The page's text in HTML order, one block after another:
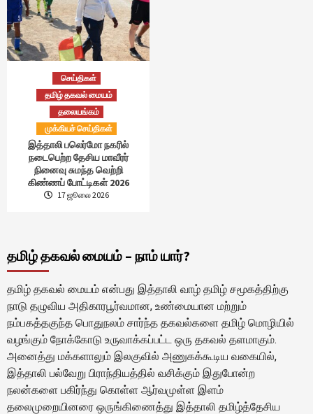
செய்திகள்
தமிழ் தகவல் மையம்
தலையங்கம்
முக்கியச் செய்திகள்
இத்தாலி பலெர்மோ நகரில்
நடைபெற்ற தேசிய மாவீரர்
நினைவு சுமந்த வெற்றி
கிண்ணப் போட்டிகள் 2026
17 ஜூலை 2026
தமிழ் தகவல் மையம் – நாம் யார்?
தமிழ் தகவல் மையம் என்பது இத்தாலி வாழ் தமிழ் சமூகத்திற்கு
நாடு தழுவிய அதிகாரபூர்வமான, உண்மையான மற்றும்
நம்பகத்தகுந்த பொதுநலம் சார்ந்த தகவல்களை தமிழ் மொழியில்
வழங்கும் நோக்கோடு உருவாக்கப்பட்ட ஒரு தகவல் தளமாகும்.
அனைத்து மக்களாலும் இலகுவில் அணுகக்கூடிய வகையில்,
இத்தாலி பல்வேறு பிராந்தியத்தில் வசிக்கும் இதுபோன்ற
நலன்களை பகிர்ந்து கொள்ள ஆர்வமுள்ள இளம்
தலைமுறையினரை ஒருங்கிணைத்து இத்தாலி தமிழ்த்தேசிய